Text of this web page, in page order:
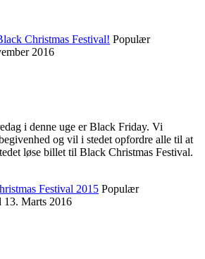
Christmas Festival! Populær
2016
i denne uge er Black Friday. Vi
og vil i stedet opfordre alle til at
løse billet til Black Christmas Festival.
Festival 2015 Populær
13. Marts 2016